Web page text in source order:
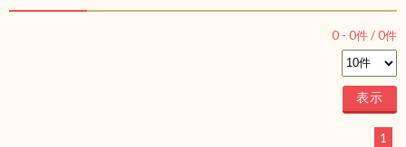
0 - 0件 /0件
1